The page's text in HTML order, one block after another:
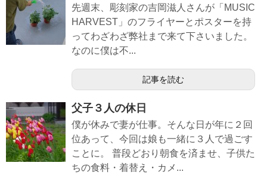
先週末、彫刻家の吉岡滋人さんが「MUSIC
HARVEST」のフライヤーとポスターを持
ってわざわざ弊社まで来て下さいました。
なのに僕は不...
記事を読む
父子３人の休日
僕が休みで妻が仕事。そんな日が年に２回
位あって、今回は娘も一緒に３人で過ごす
ことに。 普段どおり朝食を済ませ、子供た
ちの食料・着替え・カメ...